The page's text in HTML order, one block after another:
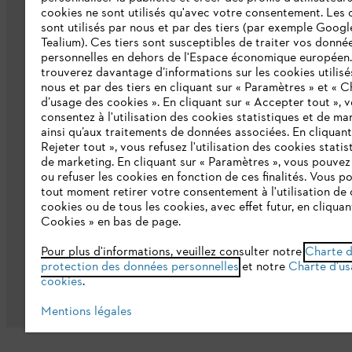
Ligne Intégrité STIHL
Programme partenaire STIHL
Déclaration d'accessibilité
Conditions Générales de Vente
Conditions de garantie Informations
cookies ne sont utilisés qu'avec votre consentement. Les
sont utilisés par nous et par des tiers (par exemple
Tealium). Ces tiers sont susceptibles de traiter vos
personnelles en dehors de l'Espace économique
trouverez davantage d’informations sur les cookies
nous et par des tiers en cliquant sur « Paramètres » et «
d’usage des cookies ». En cliquant sur « Accepter tout »,
consentez à l'utilisation des cookies statistiques et de
ainsi qu’aux traitements de données associées. En
Rejeter tout », vous refusez l'utilisation des cookies
de marketing. En cliquant sur « Paramètres », vous
ou refuser les cookies en fonction de ces finalités. Vous
tout moment retirer votre consentement à l'utilisation de
cookies ou de tous les cookies, avec effet futur, en
Cookies » en bas de page.
Pour plus d'informations, veuillez consulter notre Charte
protection des données personnelles et notre Charte
cookies.
Mentions légales